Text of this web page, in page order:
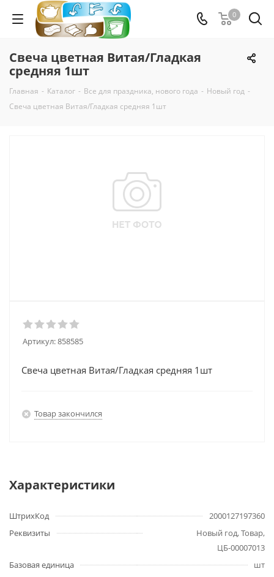
0
Свеча цветная Витая/Гладкая
средняя 1шт
Главная - Каталог - Все для праздника, нового года - Новый год -
Свеча цветная Витая/Гладкая средняя 1шт
Артикул:858585
Свеча цветная Витая/Гладкая средняя 1шт
Товар закончился
Характеристики
ШтрихКод
2000127197360
Реквизиты
Новый год, Товар,
ЦБ-00007013
Базовая единица
шт